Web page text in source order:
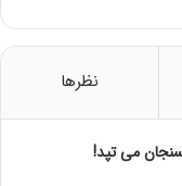
نظرها
می تپد!